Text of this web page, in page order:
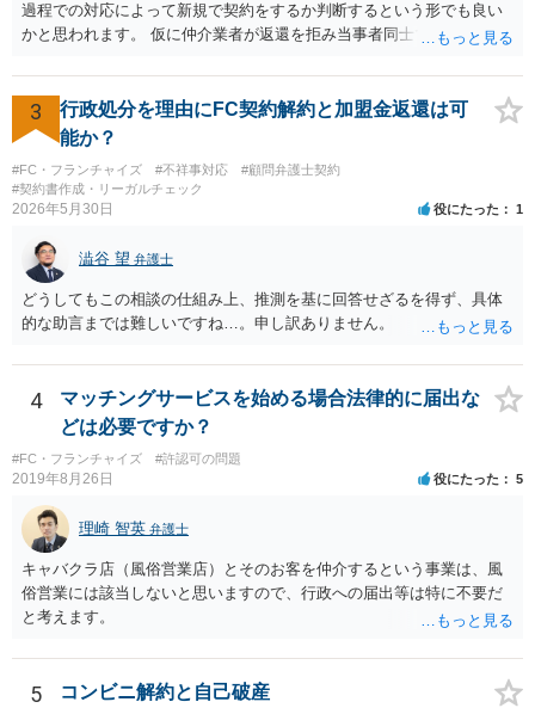
過程での対応によって新規で契約をするか判断するという形でも良い
かと思われます。 仮に仲介業者が返還を拒み当事者同士での解決が困
3
行政処分を理由にFC契約解約と加盟金返還は可
能か？
#FC・フランチャイズ #不祥事対応
#顧問弁護士契約
#契約書作成・リーガルチェック
2026年5月30日 役にたった 1
澁谷 望 弁護士
どうしてもこの相談の仕組み上、推測を基に回答せざるを得ず、具体
的な助言までは難しいですね…。申し訳ありません。
4
マッチングサービスを始める場合法律的に届出な
どは必要ですか？
#FC・フランチャイズ #許認可の問題
2019年8月26日 役にたった 5
理崎 智英 弁護士
キャバクラ店（風俗営業店）とそのお客を仲介するという事業は、風
俗営業には該当しないと思いますので、行政への届出等は特に不要だ
と考えます。
5 コンビニ解約と自己破産